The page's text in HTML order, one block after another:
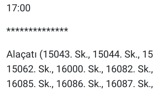
17:00
**************
Alaçatı (15043. Sk., 15044. Sk.,
15062. Sk., 16000. Sk., 16082.
16085. Sk., 16086. Sk., 16087.